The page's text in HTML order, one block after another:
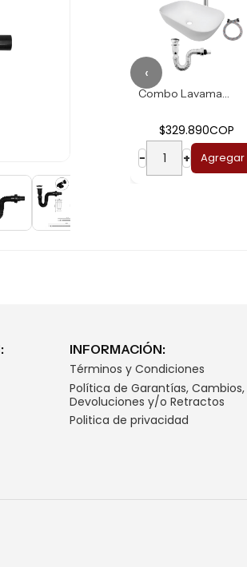
Combo Lavamanos B...
$329.890COP
−
+ Agregar
‹
INFORMACIÓN:
Términos y Condiciones
Política de Garantías, Cambios,
Devoluciones y/o Retractos
Politica de privacidad